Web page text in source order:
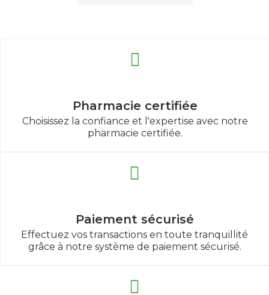
Pharmacie certifiée
Choisissez la confiance et l'expertise avec notre
pharmacie certifiée.
Paiement sécurisé
Effectuez vos transactions en toute tranquillité
grâce à notre système de paiement sécurisé.